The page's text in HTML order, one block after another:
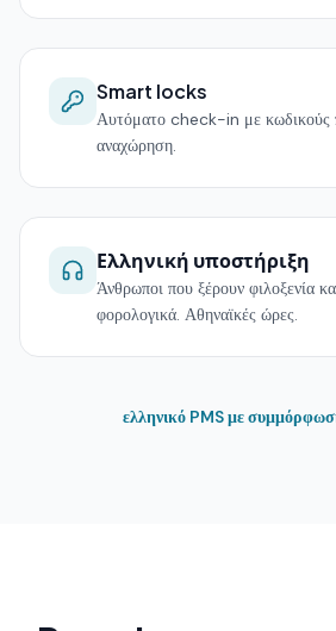
Smart locks
Αυτόματο check-in με κωδικούς
αναχώρηση.
Ελληνική υποστήριξη
Άνθρωποι που ξέρουν φιλοξενία
φορολογικά. Αθηναϊκές ώρες.
ελληνικό PMS με